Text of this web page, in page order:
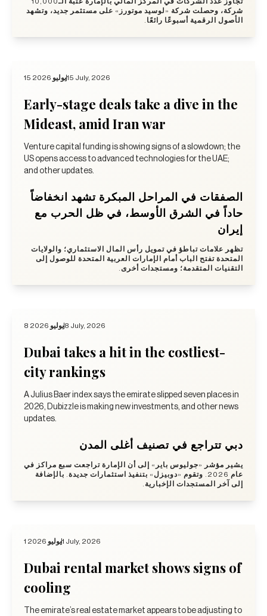
شركة، وحصلت شركة «لوسيد موتورز» على مستثمر جديد، وتشهد
الأصول الرقمية أسبوعًا رائعًا.
15 يوليو 202615 July, 2026
Early-stage deals take a dive in the
Mideast, amid Iran war
Venture capital funding is showing signs of a slowdown; the
US opens access to advanced technologies for the UAE;
and other updates.
الصفقات في المراحل المبكرة تشهد انخفاضاً
حاداً في الشرق الأوسط، في ظل الحرب مع
إيران
تظهر علامات تباطؤ في تمويل رأس المال الاستثماري؛ والولايات
المتحدة تفتح الباب أمام الإمارات العربية المتحدة للوصول إلى
التقنيات المتقدمة؛ ومستجدات أخرى.
8 يوليو 20268 July, 2026
Dubai takes a hit in the costliest-
city rankings
A Julius Baer index says the emirate slipped seven places in
2026, Dubizzle is making new investments, and other news
updates.
دبي تتراجع في تصنيف أغلى المدن
يشير مؤشر «جوليوس باير» إلى أن الإمارة تراجعت سبع مراكز في
عام 2026. وتقوم «دوبيزل» بتنفيذ استثمارات جديدة. بالإضافة
إلى آخر المستجدات الإخبارية.
1 يوليو 20261 July, 2026
Dubai rental market shows signs of
cooling
The emirate’s real estate market appears to be adjusting to